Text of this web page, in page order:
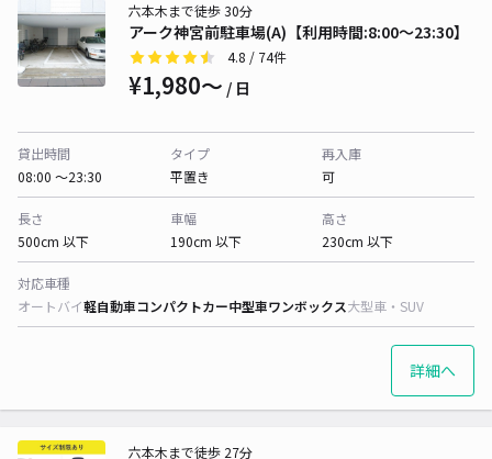
アーク神宮前駐車場(A)【利用時間:8:00～23:30】
六本木まで徒歩 30分
4.8 / 74件
¥1,980〜 / 日
貸出時間
08:00 〜23:30
タイプ
平置き
再入庫
可
長さ
500cm 以下
車幅
190cm 以下
高さ
230cm 以下
対応車種
オートバイ軽自動車コンパクトカー中型車ワンボックス大型車・SUV
詳細へ
六本木まで徒歩 27分